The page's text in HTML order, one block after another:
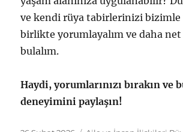
ve kendi rüya tabirlerinizi bizimle
birlikte yorumlayalım ve daha
bulalım.
Haydi, yorumlarınızı bırakın ve
deneyimini paylaşın!